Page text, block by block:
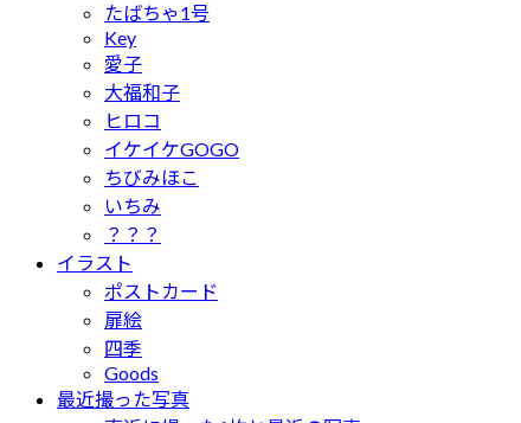
たばちゃ1号
Key
愛子
大福和子
ヒロコ
イケイケGOGO
ちびみほこ
いちみ
？？？
イラスト
ポストカード
扉絵
四季
Goods
最近撮った写真